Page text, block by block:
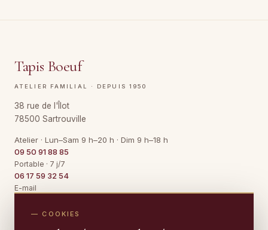
Tapis Boeuf
ATELIER FAMILIAL · DEPUIS 1950
38 rue de l'Îlot
78500 Sartrouville
Atelier · Lun–Sam 9 h–20 h · Dim 9 h–18 h
09 50 91 88 85
Portable · 7 j/7
06 17 59 32 54
E-mail
— COOKIES